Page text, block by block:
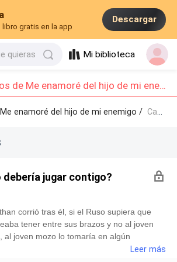
gratis en la app
Descargar
quieras Mi biblioteca
Todos los capítulos de Me enamoré del hijo de mi enemigo : Capítulo 11 - Capítulo 20
Me enamoré del hijo de mi enemigo / Capítulo 11 - Capítulo 20
debería jugar contigo?
corrió tras él, si el Ruso supiera que
tener entre sus brazos y no al joven
al joven mozo lo tomaría en algún
desahogarse y poder suplir el deseo que le
Leer más